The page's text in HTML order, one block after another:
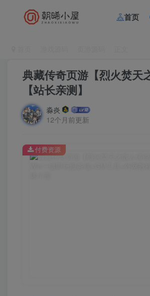
首页
典藏传奇页游【烈火焚天
【站长亲测】
淼炎
12个月前更新
付费资源